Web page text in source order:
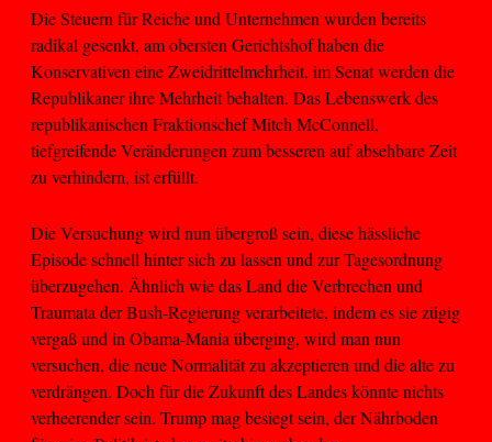
Die Steuern für Reiche und Unternehmen wurden bereits
radikal gesenkt, am obersten Gerichtshof haben die
Konservativen eine Zweidrittelmehrheit, im Senat werden die
Republikaner ihre Mehrheit behalten. Das Lebenswerk des
republikanischen Fraktionschef Mitch McConnell,
tiefgreifende Veränderungen zum besseren auf absehbare Zeit
zu verhindern, ist erfüllt.
Die Versuchung wird nun übergroß sein, diese hässliche
Episode schnell hinter sich zu lassen und zur Tagesordnung
überzugehen. Ähnlich wie das Land die Verbrechen und
Traumata der Bush-Regierung verarbeitete, indem es sie zügig
vergaß und in Obama-Mania überging, wird man nun
versuchen, die neue Normalität zu akzeptieren und die alte zu
verdrängen. Doch für die Zukunft des Landes könnte nichts
verheerender sein. Trump mag besiegt sein, der Nährboden